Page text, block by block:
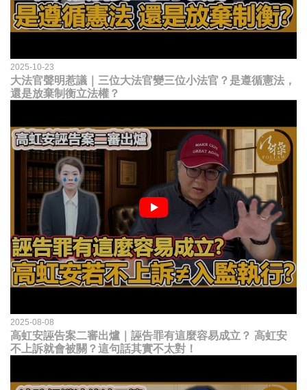
2025-10-23
大法官聲明惹議｜三位大法官變三位小法官？是遵循憲法，
還是放棄制衡立法權？
2025-08-08
高虹安誣告案二審出爐｜誣告罪有這麼容易成立？ 高虹安
不上訴就會被關？這句話其實不太對！